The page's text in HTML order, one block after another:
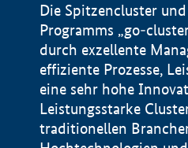
Die Spitzencluster
Programms „go-
durch exzellente
effiziente Prozesse,
eine sehr hohe
Leistungsstarke
traditionellen